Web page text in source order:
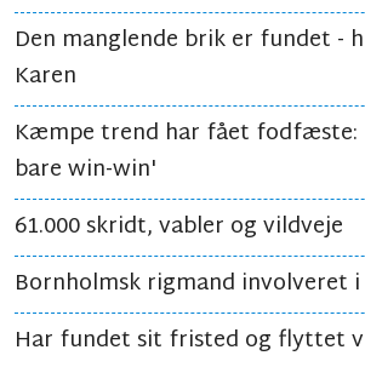
Den manglende brik er fundet -
Karen
Kæmpe trend har fået fodfæste:
bare win-win'
61.000 skridt, vabler og vildveje
Bornholmsk rigmand involveret i
Har fundet sit fristed og flyttet